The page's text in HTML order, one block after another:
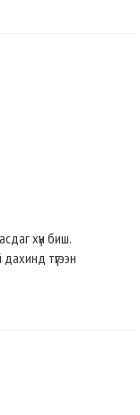
хүн биш.
түгээн